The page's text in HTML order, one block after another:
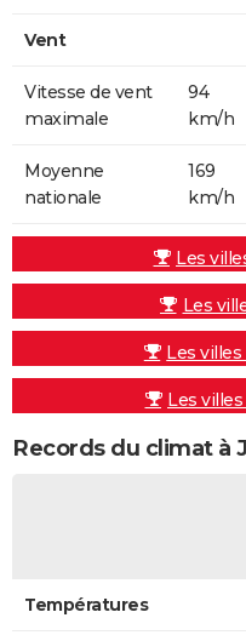
Vent
Vitesse de vent
maximale
94
km/h
Moyenne
nationale
169
km/h
Les
Les
Les
Les
Records du climat à
Températures